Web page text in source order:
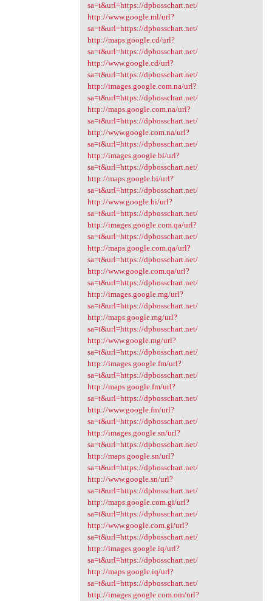
sa=t&url=https://dpbosschart.net/
http://www.google.ml/url?
sa=t&url=https://dpbosschart.net/
http://maps.google.cd/url?
sa=t&url=https://dpbosschart.net/
http://www.google.cd/url?
sa=t&url=https://dpbosschart.net/
http://images.google.com.na/url?
sa=t&url=https://dpbosschart.net/
http://maps.google.com.na/url?
sa=t&url=https://dpbosschart.net/
http://www.google.com.na/url?
sa=t&url=https://dpbosschart.net/
http://images.google.bi/url?
sa=t&url=https://dpbosschart.net/
http://maps.google.bi/url?
sa=t&url=https://dpbosschart.net/
http://www.google.bi/url?
sa=t&url=https://dpbosschart.net/
http://images.google.com.qa/url?
sa=t&url=https://dpbosschart.net/
http://maps.google.com.qa/url?
sa=t&url=https://dpbosschart.net/
http://www.google.com.qa/url?
sa=t&url=https://dpbosschart.net/
http://images.google.mg/url?
sa=t&url=https://dpbosschart.net/
http://maps.google.mg/url?
sa=t&url=https://dpbosschart.net/
http://www.google.mg/url?
sa=t&url=https://dpbosschart.net/
http://images.google.fm/url?
sa=t&url=https://dpbosschart.net/
http://maps.google.fm/url?
sa=t&url=https://dpbosschart.net/
http://www.google.fm/url?
sa=t&url=https://dpbosschart.net/
http://images.google.sn/url?
sa=t&url=https://dpbosschart.net/
http://maps.google.sn/url?
sa=t&url=https://dpbosschart.net/
http://www.google.sn/url?
sa=t&url=https://dpbosschart.net/
http://maps.google.com.gi/url?
sa=t&url=https://dpbosschart.net/
http://www.google.com.gi/url?
sa=t&url=https://dpbosschart.net/
http://images.google.iq/url?
sa=t&url=https://dpbosschart.net/
http://maps.google.iq/url?
sa=t&url=https://dpbosschart.net/
http://images.google.com.om/url?